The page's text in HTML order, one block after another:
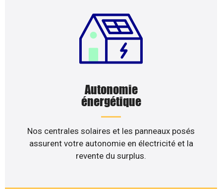
Autonomie
énergétique
Nos centrales solaires et les panneaux posés
assurent votre autonomie en électricité et la
revente du surplus.